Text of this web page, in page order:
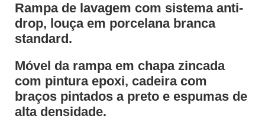
Rampa de lavagem com sistema anti-
drop, louça em porcelana branca
standard.
Móvel da rampa em chapa zincada
com pintura epoxi, cadeira com
braços pintados a preto e espumas de
alta densidade.